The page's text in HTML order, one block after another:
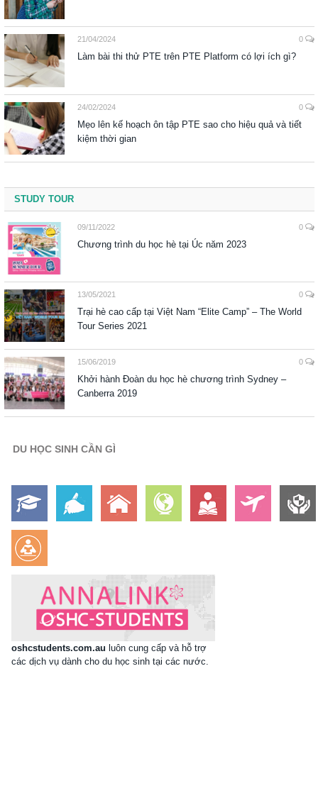
21/04/2024 0
Làm bài thi thử PTE trên PTE Platform có lợi ích gì?
24/02/2024 0
Mẹo lên kế hoạch ôn tập PTE sao cho hiệu quả và tiết
kiệm thời gian
STUDY TOUR
09/11/2022 0
Chương trình du học hè tại Úc năm 2023
13/05/2021 0
Trại hè cao cấp tại Việt Nam “Elite Camp” – The World
Tour Series 2021
15/06/2019 0
Khởi hành Đoàn du học hè chương trình Sydney –
Canberra 2019
DU HỌC SINH CẦN GÌ
oshcstudents.com.au luôn cung cấp và hỗ trợ
các dịch vụ dành cho du học sinh tại các nước.